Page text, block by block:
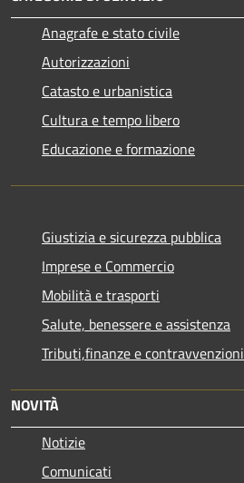
Anagrafe e stato civile
Autorizzazioni
Catasto e urbanistica
Cultura e tempo libero
Educazione e formazione
Giustizia e sicurezza pubblica
Imprese e Commercio
Mobilità e trasporti
Salute, benessere e assistenza
Tributi,finanze e contravvenzioni
NOVITÀ
Notizie
Comunicati